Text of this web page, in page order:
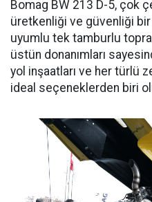
Bomag BW 213 D-5, çok
üretkenliği ve güvenliği
uyumlu tek tamburlu
üstün donanımları
yol inşaatları ve her türlü
ideal seçeneklerden biri